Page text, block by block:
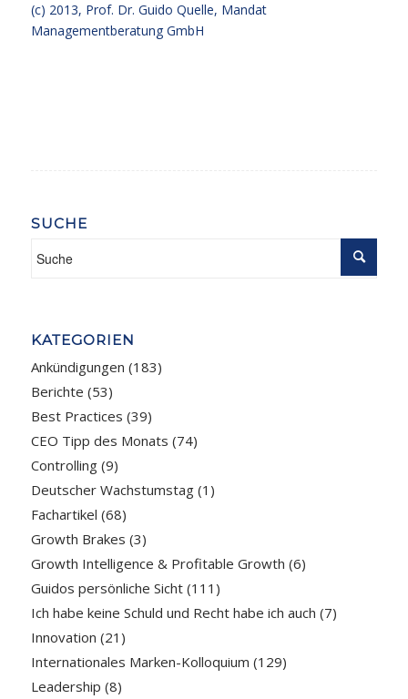
(c) 2013, Prof. Dr. Guido Quelle, Mandat
Managementberatung GmbH
SUCHE
KATEGORIEN
Ankündigungen (183)
Berichte (53)
Best Practices (39)
CEO Tipp des Monats (74)
Controlling(9)
Deutscher Wachstumstag(1)
Fachartikel (68)
Growth Brakes (3)
Growth Intelligence & Profitable Growth (6)
Guidos persönliche Sicht(111)
Ich habe keine Schuld und Recht habe ich auch (7)
Innovation (21)
Internationales Marken-Kolloquium (129)
Leadership (8)